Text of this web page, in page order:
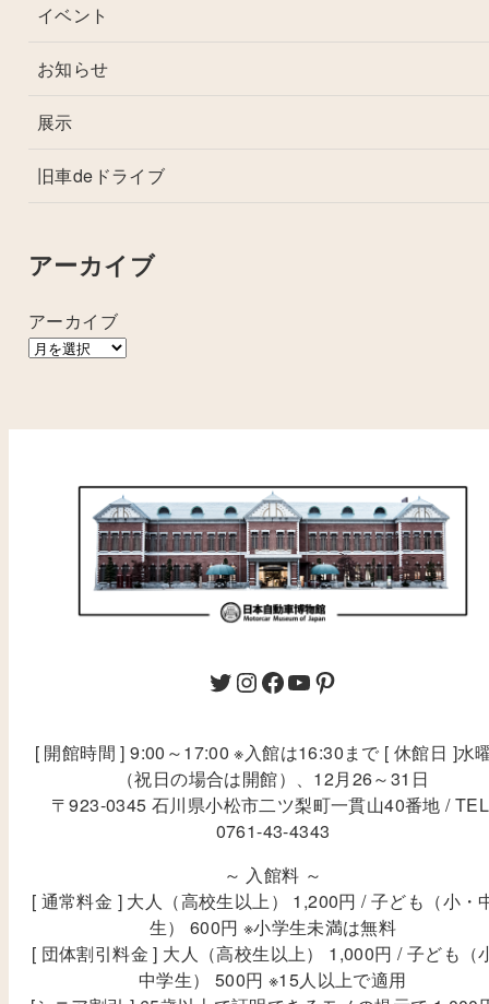
イベント
お知らせ
展示
旧車deドライブ
アーカイブ
アーカイブ
[ 開館時間 ] 9:00～17:00 ※入館は16:30まで [ 休館日 ]水
（祝日の場合は開館）、12月26～31日
〒923-0345 石川県小松市二ツ梨町一貫山40番地 /
0761-43-4343
～ 入館料 ～
[ 通常料金 ] 大人（高校生以上） 1,200円 / 子ども（小・
生） 600円 ※小学生未満は無料
[ 団体割引料金 ] 大人（高校生以上） 1,000円 / 子ども（
中学生） 500円 ※15人以上で適用